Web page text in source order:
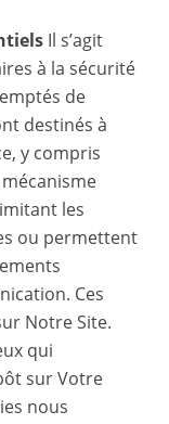
Il s’agit
à la sécurité
de
destinés à
y compris
les
ou permettent
Ces
Notre Site.
qui
sur Votre
nous